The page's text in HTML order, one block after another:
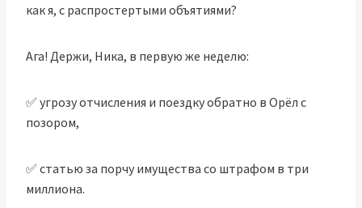
как я, с распростертыми объятиями?
Ага! Держи, Ника, в первую же неделю:
✅ угрозу отчисления и поездку обратно в Орёл с
позором,
✅ статью за порчу имущества со штрафом в три
миллиона.